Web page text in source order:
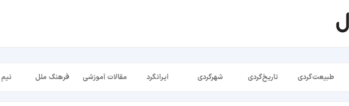
طبیعت‌گردی تاریخ‌گردی شهرگردی ایرانگرد مقالات آموزشی فرهنگ ملل